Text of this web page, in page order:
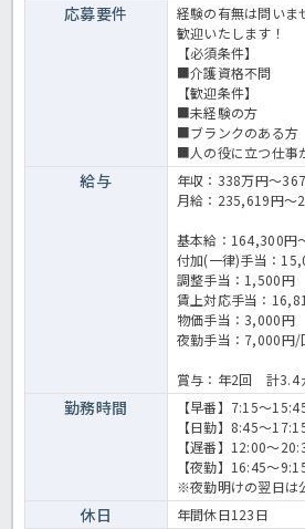
応募要件
経験の有無は問いま
歓迎いたします！
【必須条件】
■介護資格不問
【歓迎条件】
■未経験の方
■ブランクのある方
■人の役に立つ仕事
給与
年収：338万円～
月給：235,619円～
基本給：164,300円
付加(一律)手当：
調整手当：1,500円
賃上対応手当：
物価手当：3,000円
夜勤手当：7,000円/
賞与：年2回 計3.4
勤務時間
【早番】7:15～
【日勤】8:45～
【遅番】12:00～
【夜勤】16:45～
※夜勤明けの翌日は
休日 年間休日123日